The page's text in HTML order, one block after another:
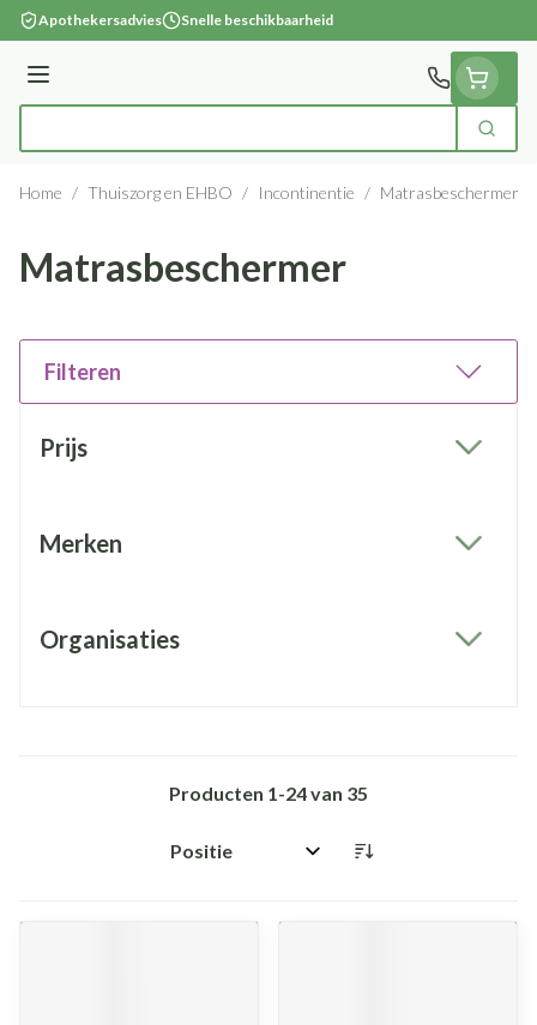
Ga naar de inhoud
Apothekersadvies Snelle beschikbaarheid
Menu
Zoek
Home / Thuiszorg en EHBO / Incontinentie / Matrasbeschermer
Matrasbeschermer
Filteren
Prijs
Merken
Organisaties
Producten 1-24van 35
Sorteer op: